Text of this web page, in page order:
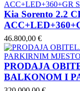
Kia Sorento 2.2
46.800,00 €
PRODAJA
BALKONOM I